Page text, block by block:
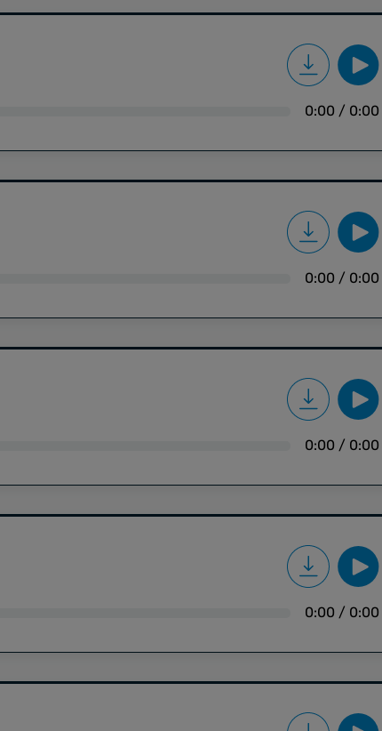
0:00 / 0:00
0:00 / 0:00
0:00 / 0:00
0:00 / 0:00